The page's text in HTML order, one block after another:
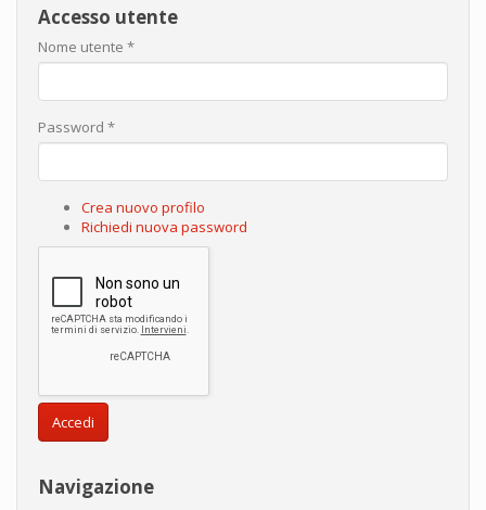
Accesso utente
Nome utente *
Password *
Crea nuovo profilo
Richiedi nuova password
Accedi
Navigazione